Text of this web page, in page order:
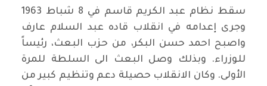
سقط نظام عبد الكريم قاسم في 8 شباط 1963
وجرى إعدامه في انقلاب قاده عبد السلام عارف
واصبح احمد حسن البكر، من حزب البعث، رئيساً
للوزراء. وبذلك وصل البعث الى السلطة للمرة
الأولى. وكان الانقلاب حصيلة دعم وتنظيم كبير من